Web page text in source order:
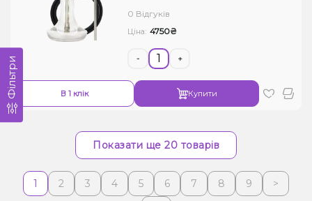
0 Відгуків
Ціна: 4750₴
- +
В 1 клік Купити
Показати ще 20 товарів
1 2 3 4 5 6 7 8 9
>
Фільтри